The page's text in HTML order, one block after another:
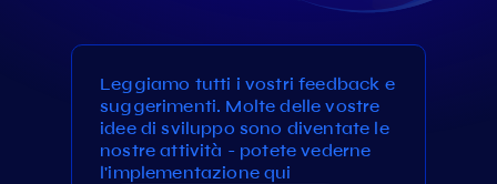
Leggiamo tutti i vostri feedback e
suggerimenti. Molte delle vostre
idee di sviluppo sono diventate le
nostre attività - potete vederne
l'implementazione qui